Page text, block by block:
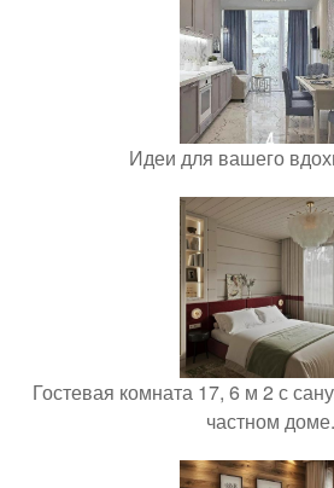
Идеи для вашего
Гостевая комната 17, 6 м 2 с
частном доме.